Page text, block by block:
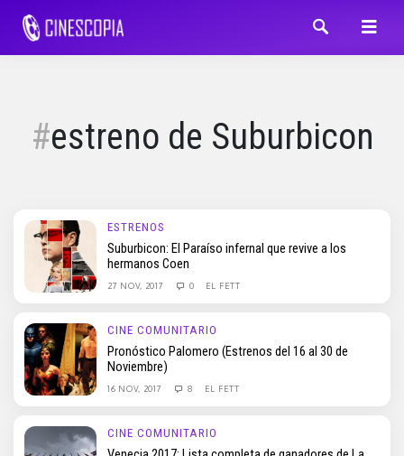
estreno de Suburbicon
ESTRENOS
Suburbicon: El Paraíso infernal que revive a los
hermanos Coen
27 NOV, 2017 0 EL FETT
CINE COMUNITARIO
Pronóstico Palomero (Estrenos del 16 al 30 de
Noviembre)
16 NOV, 2017 8 EL FETT
CINE COMUNITARIO